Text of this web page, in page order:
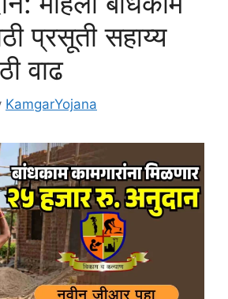
प्रसूती सहाय्य
वाढ
KamgarYojana